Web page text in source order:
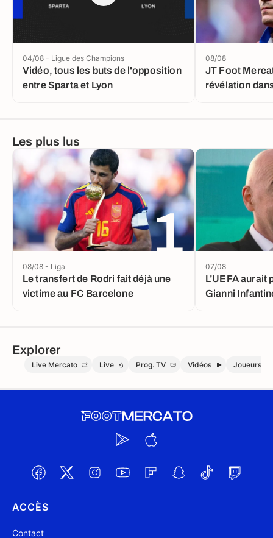
Vidéo, tous les buts de l'opposition
entre Sparta et Lyon
04/08 - Ligue des Champions
JT Foot
révélation
08/08
Les plus lus
1
Le transfert de Rodri fait déjà une
victime au FC Barcelone
08/08 - Liga
L’UEFA aurait
Gianni
07/08
Explorer
Live Mercato Live Prog. TV Vidéos Joueurs
ACCÈS
Contact